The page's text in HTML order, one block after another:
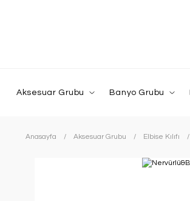
Aksesuar Grubu Banyo Grubu
Anasayfa Aksesuar Grubu Elbise Kılıfı